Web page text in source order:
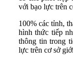
với bạo lực trên
100% các tỉnh,
hình thức tiếp
thông tin trong
lực trên cơ sở